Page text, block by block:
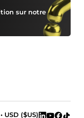
sur notre
USD ($US)